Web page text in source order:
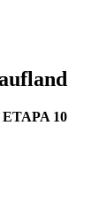
ETAPA 10